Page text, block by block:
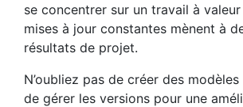
se concentrer sur un travail à
mises à jour constantes mènent à
résultats de projet.
N’oubliez pas de créer des
de gérer les versions pour une